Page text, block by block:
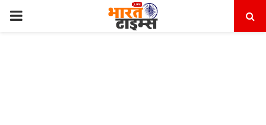
PRIMARY